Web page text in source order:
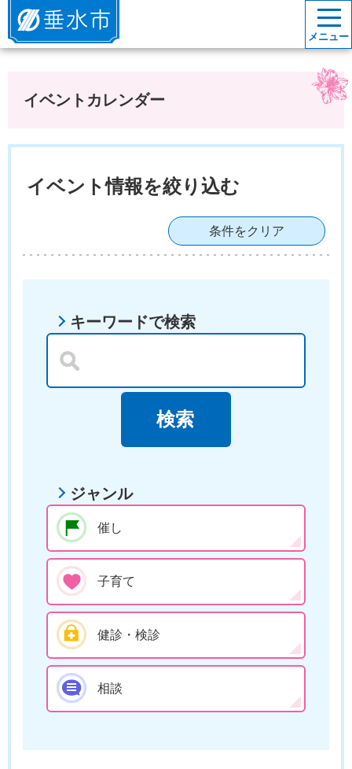
垂水市
メニュー
イベントカレンダー
イベント情報を絞り込む
条件をクリア
キーワードで検索
ジャンル
催し
子育て
健診・検診
相談